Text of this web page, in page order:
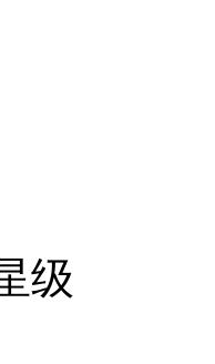
级